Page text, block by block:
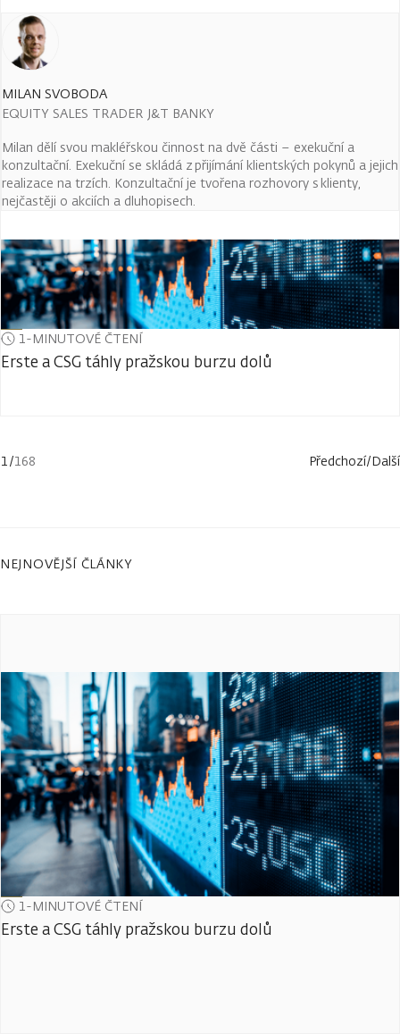
MILAN SVOBODA
EQUITY SALES TRADER J&T BANKY
Milan dělí svou makléřskou činnost na dvě části – exekuční a
konzultační. Exekuční se skládá z přijímání klientských pokynů a jejich
realizace na trzích. Konzultační je tvořena rozhovory s klienty,
nejčastěji o akciích a dluhopisech.
1-MINUTOVÉ ČTENÍ
Erste a CSG táhly pražskou burzu dolů
1/168 Předchozí/Další
NEJNOVĚJŠÍ ČLÁNKY
1-MINUTOVÉ ČTENÍ
Erste a CSG táhly pražskou burzu dolů